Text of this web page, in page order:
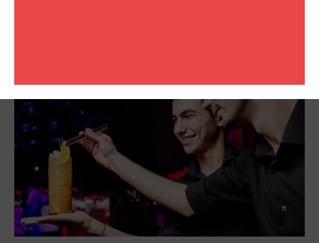
21:30 Azad Shabanov LIVE
22:00 Dance! Dance! Dance!
Tam-Tam Show
Специальное меню (pre-paid 50 AZN)
Приветственный напиток (Шампанское)